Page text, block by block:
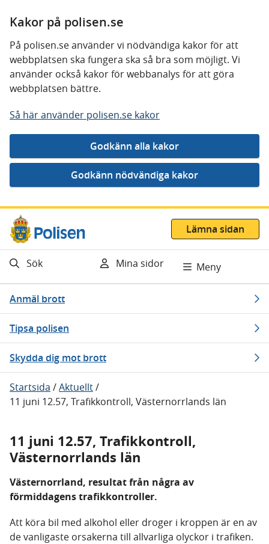
Kakor på polisen.se
På polisen.se använder vi nödvändiga kakor för att
webbplatsen ska fungera ska så bra som möjligt. Vi
använder också kakor för webbanalys för att göra
webbplatsen bättre.
Så här använder polisen.se kakor
Gå direkt till innehåll
Lämna sidan
Sök Mina sidor Meny
Anmäl brott
Tipsa polisen
Skydda dig mot brott
Startsida /Aktuellt/
11 juni 12.57, Trafikkontroll, Västernorrlands län
11 juni 12.57, Trafikkontroll,
Västernorrlands län
Västernorrland, resultat från några av
förmiddagens trafikkontroller.
Att köra bil med alkohol eller droger i kroppen är en av
de vanligaste orsakerna till allvarliga olyckor i trafiken.